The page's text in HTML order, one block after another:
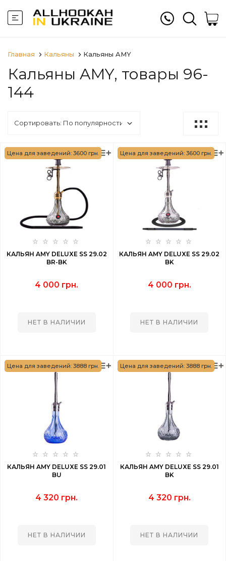
Главная Кальяны Кальяны AMY
Кальяны AMY, товары 96-
144
Цена для заведений: 3600 грн.
КАЛЬЯН AMY DELUXE SS 29.02
BR-BK
4 000 грн.
НЕТ В НАЛИЧИИ
Цена для заведений: 3600 грн.
КАЛЬЯН AMY DELUXE SS 29.02
BK
4 000 грн.
НЕТ В НАЛИЧИИ
Цена для заведений: 3888 грн.
КАЛЬЯН AMY DELUXE SS 29.01
BU
4 320 грн.
НЕТ В НАЛИЧИИ
Цена для заведений: 3888 грн.
КАЛЬЯН AMY DELUXE SS 29.01
BK
4 320 грн.
НЕТ В НАЛИЧИИ